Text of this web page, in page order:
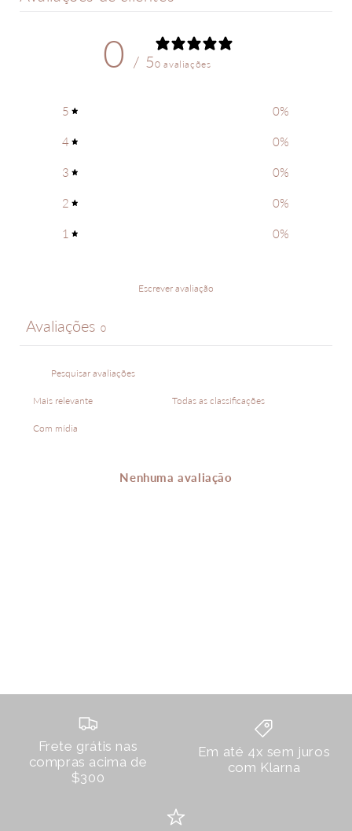
0 / 50 avaliações
5 0%
4 0%
3 0%
2 0%
1 0%
Escrever avaliação
Avaliações 0
Com mídia
Nenhuma avaliação
Frete grátis nas
compras acima de
$300
Em até 4x sem juros
com Klarna